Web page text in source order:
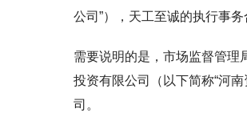
公司”），天工至诚的执行事
需要说明的是，市场监督管理
投资有限公司（以下简称“河
司。